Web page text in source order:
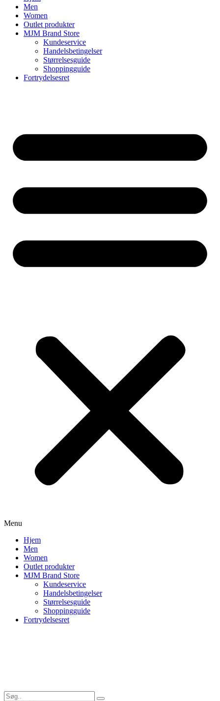
Men
Women
Outlet produkter
MJM Brand Store
Kundeservice
Handelsbetingelser
Størrelsesguide
Shoppingguide
Fortrydelsesret
Menu
Hjem
Men
Women
Outlet produkter
MJM Brand Store
Kundeservice
Handelsbetingelser
Størrelsesguide
Shoppingguide
Fortrydelsesret